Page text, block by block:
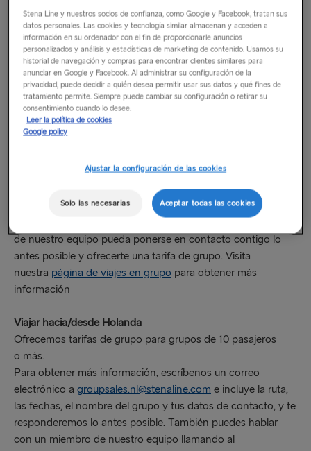
Irlanda, envía un breve correo electrónico con más
información, incluyendo tu número de teléfono móvil, a
group.travel@stenaline.comy uno de nuestros equipos se
pondrá en contacto contigo lo antes posible. Visita
nuestrapágina de viajes en grupopara obtener más
información
Para grupos de coches o motocicletas:
coches que viajen juntos en las mismas salidas de ida
vuelta, envía un breve correo electrónico a
group.travel@stenaline.com
. Incluye tus rutas, fechas, horas
de nuestro equipo pueda ponerse en contacto contigo lo
antes posible y ofrecerte una tarifa de grupo. Visita
nuestra página de viajes en grupo para obtener más
información
Viajar hacia/desde Holanda
Ofrecemos tarifas de grupo para grupos de 10 pasajeros
o más.
Para obtener más información, escríbenos un correo
electrónico a groupsales.nl@stenaline.com e incluye la ruta,
las fechas, el nombre del grupo y tus datos de contacto, y te
responderemos lo antes posible. También puedes hablar
con un miembro de nuestro equipo llamando al
Stena Line y nuestros socios de confianza, como Google y Facebook, tratan sus
datos personales. Las cookies y tecnología similar almacenan y acceden a
información en su ordenador con el fin de proporcionarle anuncios
personalizados y análisis y estadísticas de marketing de contenido. Usamos su
historial de navegación y compras para encontrar clientes similares para
anunciar en Google y Facebook. Al administrar su configuración de la
privacidad, puede decidir a quién desea permitir usar sus datos y qué fines de
tratamiento permite. Siempre puede cambiar su configuración o retirar su
consentimiento cuando lo desee.
Leer la política de cookies
Google policy
Ajustar la configuración de las cookies
Solo las necesarias Aceptar todas las cookies